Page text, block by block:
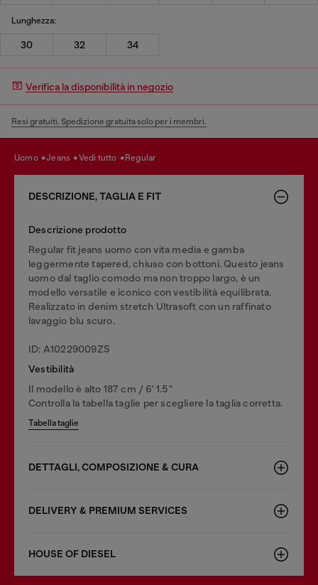
Lunghezza:
30 32 34
Verifica la disponibilità in negozio
Resi gratuiti. Spedizione gratuita solo per i membri.
uomo jeans vedi tutto regular
DESCRIZIONE, TAGLIA E FIT
Descrizione prodotto
Regular fit jeans uomo con vita media e gamba
leggermente tapered, chiuso con bottoni. Questo jeans
uomo dal taglio comodo ma non troppo largo, è un
modello versatile e iconico con vestibilità equilibrata.
Realizzato in denim stretch Ultrasoft con un raffinato
lavaggio blu scuro.
ID: A10229009ZS
Vestibilità
Il modello è alto 187 cm / 6' 1.5"
Controlla la tabella taglie per scegliere la taglia corretta.
Tabella taglie
DETTAGLI, COMPOSIZIONE & CURA
DELIVERY & PREMIUM SERVICES
HOUSE OF DIESEL